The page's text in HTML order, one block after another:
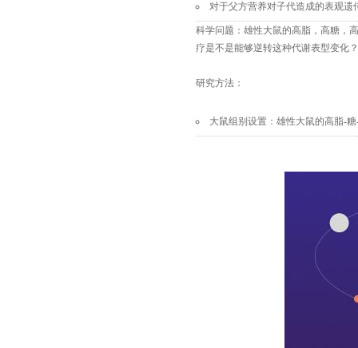
对于父方营养对子代造成的表观遗
科学问题：雄性大鼠的高脂，高糖，
疗是不是能够逆转这种代谢表型变化？
研究方法：
大鼠组别设置：雄性大鼠的高脂-